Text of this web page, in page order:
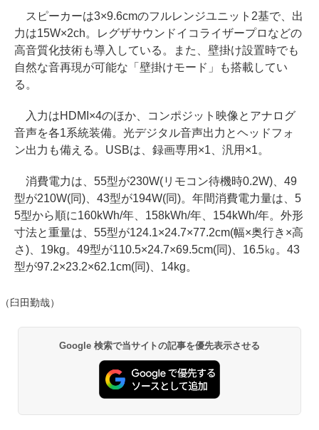
スピーカーは3×9.6cmのフルレンジユニット2基で、出
力は15W×2ch。レグザサウンドイコライザープロなどの
高音質化技術も導入している。また、壁掛け設置時でも
自然な音再現が可能な「壁掛けモード」も搭載してい
る。
入力はHDMI×4のほか、コンポジット映像とアナログ
音声を各1系統装備。光デジタル音声出力とヘッドフォ
ン出力も備える。USBは、録画専用×1、汎用×1。
消費電力は、55型が230W(リモコン待機時0.2W)、49
型が210W(同)、43型が194W(同)。年間消費電力量は、5
5型から順に160kWh/年、158kWh/年、154kWh/年。外形
寸法と重量は、55型が124.1×24.7×77.2cm(幅×奥行き×高
さ)、19kg。49型が110.5×24.7×69.5cm(同)、16.5㎏。43
型が97.2×23.2×62.1cm(同)、14kg。
（臼田勤哉）
Google 検索で当サイトの記事を優先表示させる